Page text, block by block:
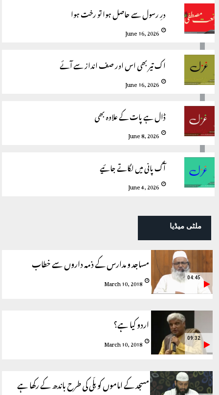
درِ رسول سے حاصل ہوا تو رخت ہوا
June 16, 2026
اک تیر بھی اس اور صف انداز سے آئے
June 16, 2026
ڈال ہے پات کے علاوہ بھی
June 8, 2026
آگ پانی میں لگاتے جائیے
June 4, 2026
ملٹی میڈیا
مساجد و مدارس کے ذمہ داروں سے خطاب
March 10, 2018 04:45
اردو کیا ہے؟
March 10, 2018 09:32
مسجد کے اماموں کو بلّی کی طرح باندھ کے رکھا ہے